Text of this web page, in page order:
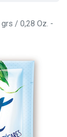
/ 0,28 Oz. -